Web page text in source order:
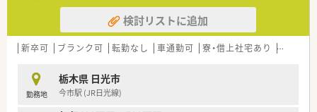
検討リストに追加
新卒可 ブランク可 転勤なし 車通勤可 寮・借上社宅あり 住宅補
勤務地
栃木県 日光市
今市駅 (JR日光線)